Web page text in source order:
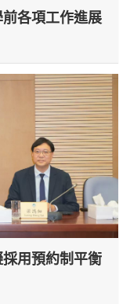
各項工作進展
用預約制平衡